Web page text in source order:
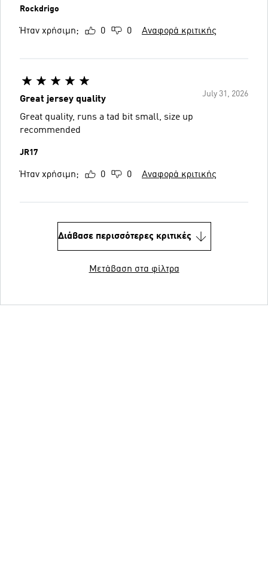
Rockdrigo
Ήταν χρήσιμη; 0 0 Αναφορά κριτικής
July 31, 2026
Great jersey quality
Great quality, runs a tad bit small, size up
recommended
JR17
Ήταν χρήσιμη; 0 0 Αναφορά κριτικής
Διάβασε περισσότερες κριτικές
Μετάβαση στα φίλτρα